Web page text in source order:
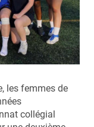
les femmes de
collégial